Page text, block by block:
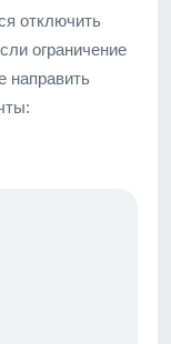
отключить
ограничение
направить